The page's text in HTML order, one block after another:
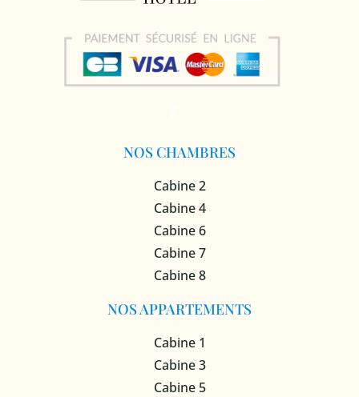
NOS CHAMBRES
Cabine 2
Cabine 4
Cabine 6
Cabine 7
Cabine 8
NOS APPARTEMENTS
Cabine 1
Cabine 3
Cabine 5